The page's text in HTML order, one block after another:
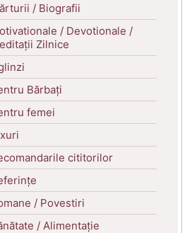
/ Biografii
/ Devotionale /
Zilnice
Bărbați
femei
cititorilor
/ Povestiri
/ Alimentație